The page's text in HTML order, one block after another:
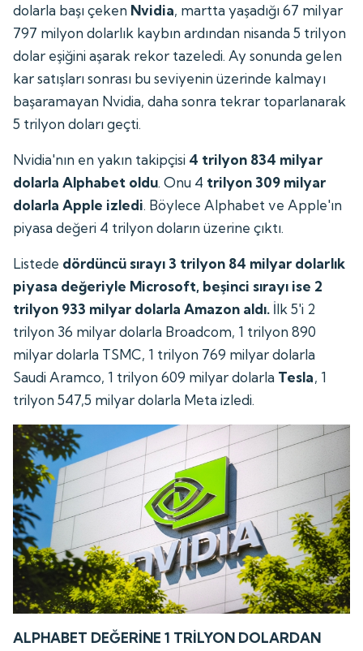
dolarla başı çeken Nvidia, martta yaşadığı 67 milyar
797 milyon dolarlık kaybın ardından nisanda 5 trilyon
dolar eşiğini aşarak rekor tazeledi. Ay sonunda gelen
kar satışları sonrası bu seviyenin üzerinde kalmayı
başaramayan Nvidia, daha sonra tekrar toparlanarak
5 trilyon doları geçti.
Nvidia'nın en yakın takipçisi 4 trilyon 834 milyar
dolarla Alphabet oldu. Onu 4 trilyon 309 milyar
dolarla Apple izledi. Böylece Alphabet ve Apple'ın
piyasa değeri 4 trilyon doların üzerine çıktı.
Listede dördüncü sırayı 3 trilyon 84 milyar dolarlık
piyasa değeriyle Microsoft, beşinci sırayı ise 2
trilyon 933 milyar dolarla Amazon aldı. İlk 5'i 2
trilyon 36 milyar dolarla Broadcom, 1 trilyon 890
milyar dolarla TSMC, 1 trilyon 769 milyar dolarla
Saudi Aramco, 1 trilyon 609 milyar dolarla Tesla, 1
trilyon 547,5 milyar dolarla Meta izledi.
ALPHABET DEĞERİNE 1 TRİLYON DOLARDAN